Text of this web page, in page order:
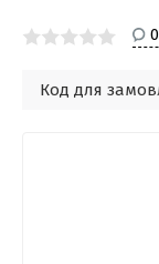
Код для